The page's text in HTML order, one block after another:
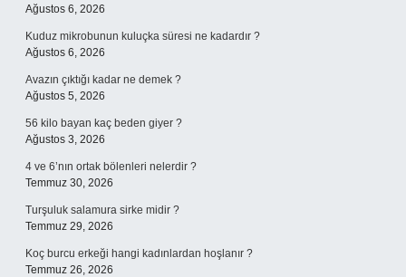
Ağustos 6, 2026
Kuduz mikrobunun kuluçka süresi ne kadardır ?
Ağustos 6, 2026
Avazın çıktığı kadar ne demek ?
Ağustos 5, 2026
56 kilo bayan kaç beden giyer ?
Ağustos 3, 2026
4 ve 6’nın ortak bölenleri nelerdir ?
Temmuz 30, 2026
Turşuluk salamura sirke midir ?
Temmuz 29, 2026
Koç burcu erkeği hangi kadınlardan hoşlanır ?
Temmuz 26, 2026